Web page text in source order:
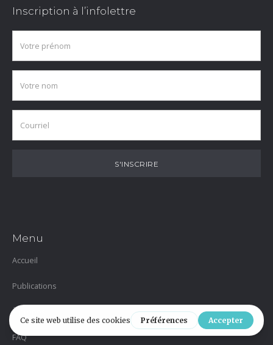
Inscription à l’infolettre
Menu
Accueil
Publications
À propos
FAQ